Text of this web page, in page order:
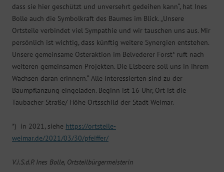
dass sie hier geschützt und unversehrt gedeihen kann“, hat Ines
Bolle auch die Symbolkraft des Baumes im Blick. „Unsere
Ortsteile verbindet viel Sympathie und wir tauschen uns aus. Mir
persönlich ist wichtig, dass künftig weitere Synergien entstehen.
Unsere gemeinsame Osteraktion im Belvederer Forst* ruft nach
weiteren gemeinsamen Projekten. Die Elsbeere soll uns in ihrem
Wachsen daran erinnern.“ Alle Interessierten sind zu der
Baumpflanzung eingeladen. Beginn ist 16 Uhr, Ort ist die
Taubacher Straße/ Höhe Ortsschild der Stadt Weimar.
*) in 2021, siehe https://ortsteile-
weimar.de/2021/03/30/pfeiffer/
V.i.S.d.P. Ines Bolle, Ortsteilbürgermeisterin